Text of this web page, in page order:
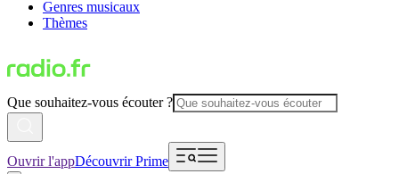
Genres musicaux
Thèmes
Que souhaitez-vous écouter ?
Ouvrir l'appDécouvrir Prime